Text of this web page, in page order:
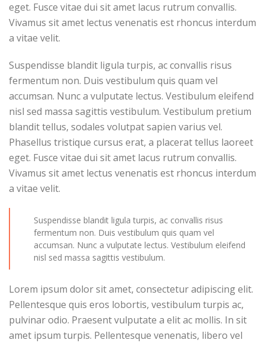
eget. Fusce vitae dui sit amet lacus rutrum convallis.
Vivamus sit amet lectus venenatis est rhoncus interdum
a vitae velit.
Suspendisse blandit ligula turpis, ac convallis risus
fermentum non. Duis vestibulum quis quam vel
accumsan. Nunc a vulputate lectus. Vestibulum eleifend
nisl sed massa sagittis vestibulum. Vestibulum pretium
blandit tellus, sodales volutpat sapien varius vel.
Phasellus tristique cursus erat, a placerat tellus laoreet
eget. Fusce vitae dui sit amet lacus rutrum convallis.
Vivamus sit amet lectus venenatis est rhoncus interdum
a vitae velit.
Suspendisse blandit ligula turpis, ac convallis risus
fermentum non. Duis vestibulum quis quam vel
accumsan. Nunc a vulputate lectus. Vestibulum eleifend
nisl sed massa sagittis vestibulum.
Lorem ipsum dolor sit amet, consectetur adipiscing elit.
Pellentesque quis eros lobortis, vestibulum turpis ac,
pulvinar odio. Praesent vulputate a elit ac mollis. In sit
amet ipsum turpis. Pellentesque venenatis, libero vel